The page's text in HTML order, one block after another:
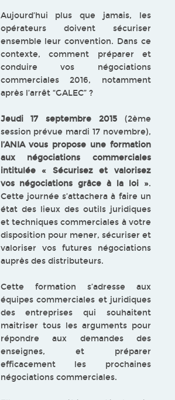
Aujourd’hui plus que jamais, les
opérateurs doivent sécuriser
ensemble leur convention. Dans ce
contexte, comment préparer et
conduire vos négociations
commerciales 2016, notamment
après l’arrêt “GALEC” ?
Jeudi 17 septembre 2015 (2ème
session prévue mardi 17 novembre),
l’ANIA vous propose une formation
aux négociations commerciales
intitulée « Sécurisez et valorisez
vos négociations grâce à la loi ».
Cette journée s’attachera à faire un
état des lieux des outils juridiques
et techniques commerciales à votre
disposition pour mener, sécuriser et
valoriser vos futures négociations
auprès des distributeurs.
Cette formation s’adresse aux
équipes commerciales et juridiques
des entreprises qui souhaitent
maitriser tous les arguments pour
répondre aux demandes des
enseignes, et préparer
efficacement les prochaines
négociations commerciales.